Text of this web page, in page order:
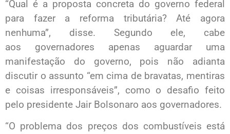
“Qual é a proposta concreta do governo federal
para fazer a reforma tributária? Até agora
nenhuma”, disse. Segundo ele, cabe
aos governadores apenas aguardar uma
manifestação do governo, pois não adianta
discutir o assunto “em cima de bravatas, mentiras
e coisas irresponsáveis”, como o desafio feito
pelo presidente Jair Bolsonaro aos governadores.
“O problema dos preços dos combustíveis está